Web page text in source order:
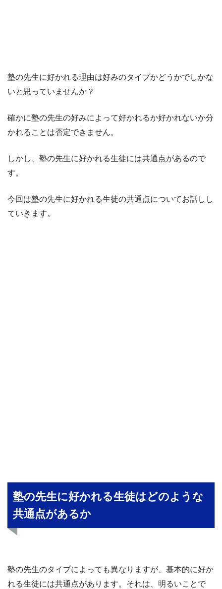
塾の先生に好かれる理由は好みのタイプかどうかでしかな
いと思っていませんか？
確かに塾の先生の好みによって好かれるか好かれないか分
かれることは否定できません。
しかし、塾の先生に好かれる生徒には共通点があるので
す。
今回は塾の先生に好かれる生徒の共通点についてお話しし
ていきます。
塾の先生に好かれる生徒はどのような
共通点があるか
塾の先生のタイプによっても異なりますが、基本的に好か
れる生徒には共通点があります。それは、明るいことで